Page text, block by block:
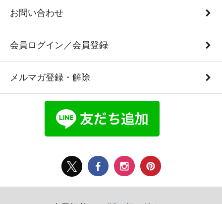
お問い合わせ
会員ログイン／会員登録
メルマガ登録・解除